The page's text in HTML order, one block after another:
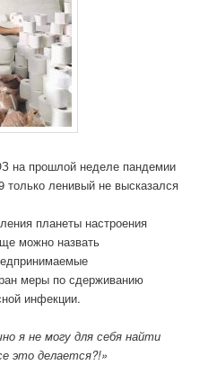
на прошлой неделе пандемии
только ленивый не высказался
планеты настроения
можно назвать
меры по сдерживанию
инфекции.
я не могу для себя найти
это делается?!»